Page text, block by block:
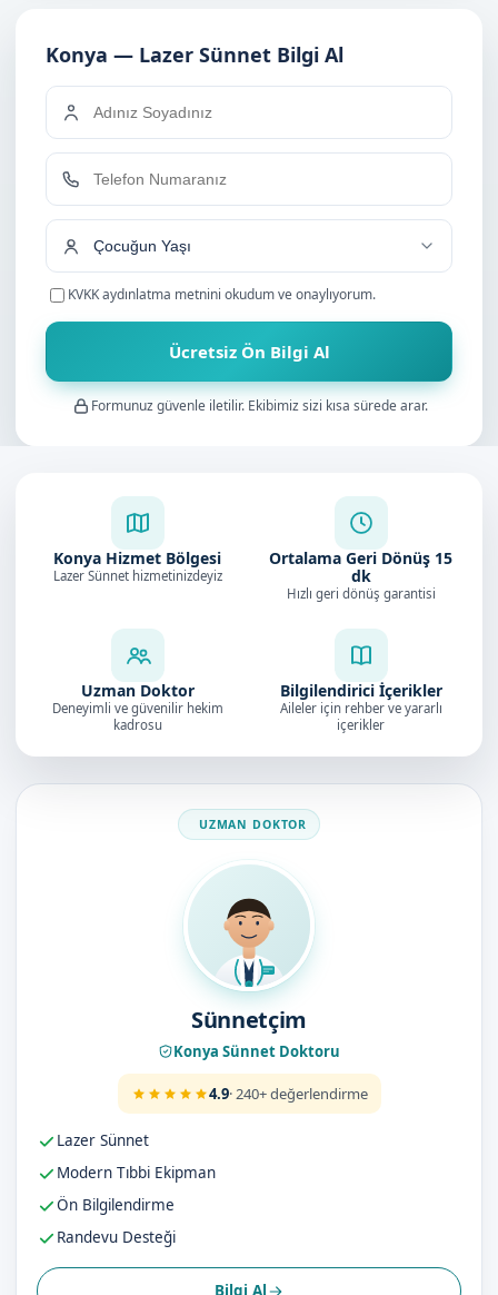
Konya — Lazer Sünnet Bilgi Al
KVKK aydınlatma metnini okudum ve onaylıyorum.
Ücretsiz Ön Bilgi Al
Formunuz güvenle iletilir. Ekibimiz sizi kısa sürede arar.
Konya Hizmet Bölgesi
Lazer Sünnet hizmetinizdeyiz
Ortalama Geri Dönüş 15
dk
Hızlı geri dönüş garantisi
Uzman Doktor
Deneyimli ve güvenilir hekim
kadrosu
Bilgilendirici İçerikler
Aileler için rehber ve yararlı
içerikler
Doktorumuz
Sünnetçim
Konya Sünnet Doktoru
4.9· 240+ değerlendirme
Lazer Sünnet
Modern Tıbbi Ekipman
Ön Bilgilendirme
Randevu Desteği
Bilgi Al